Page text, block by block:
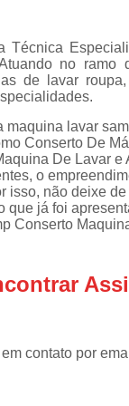
Técnica
no
de lavar
lavar
Conserto De
De Lavar
o
não deixe
já foi
Conserto
contato por